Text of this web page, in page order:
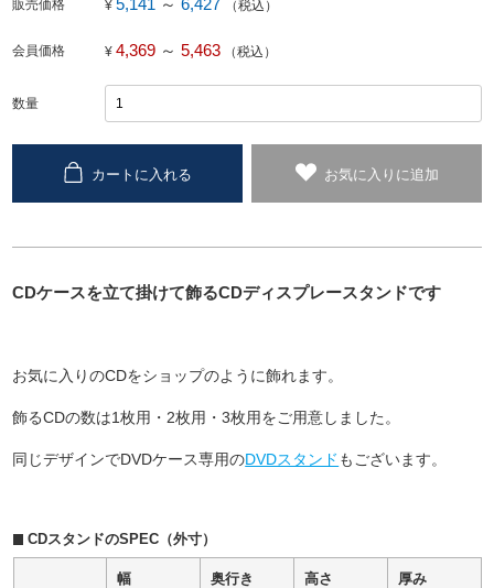
販売価格 ¥ （税込）
会員価格 ¥ 4,369 ～ 5,463 （税込）
数量
カートに入れる お気に入りに追加
CDケースを立て掛けて飾るCDディスプレースタンドです
お気に入りのCDをショップのように飾れます。
飾るCDの数は1枚用・2枚用・3枚用をご用意しました。
同じデザインでDVDケース専用のDVDスタンド もございます。
CDスタンドのSPEC（外寸）
幅 奥行き 高さ 厚み